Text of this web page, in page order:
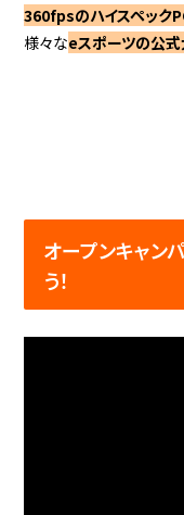
360fpsのハイスペック
様々なeスポーツの公式
オープンキャン
う！